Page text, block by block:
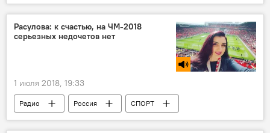
ПРОИСШЕСТВИЯ
Расулова: к счастью, на ЧМ-2018
серьезных недочетов нет
1 июля 2018, 19:33
Радио Россия
СПОРТ
Новости ЧМ-2018
ФИФА-2018